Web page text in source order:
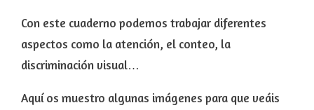
Con este cuaderno podemos trabajar diferentes
aspectos como la atención, el conteo, la
discriminación visual…
Aquí os muestro algunas imágenes para que veáis